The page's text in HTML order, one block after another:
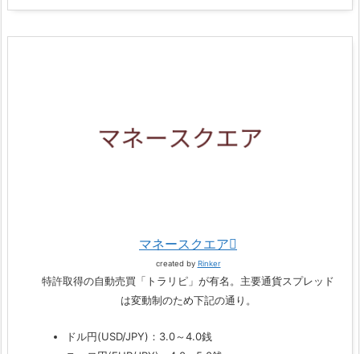
マネースクエア
created by Rinker
特許取得の自動売買「トラリピ」が有名。主要通貨スプレッド
は変動制のため下記の通り。
ドル円(USD/JPY)：3.0～4.0銭